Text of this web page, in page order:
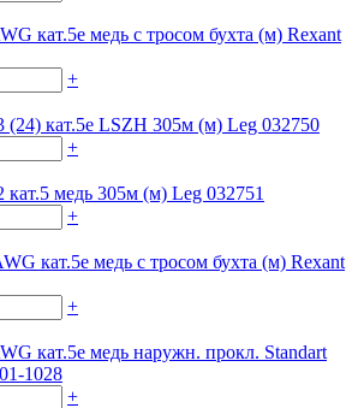
кат.5е медь с тросом бухта (м) Rexant
+
(24) кат.5e LSZH 305м (м) Leg 032750
+
кат.5 медь 305м (м) Leg 032751
+
кат.5е медь с тросом бухта (м) Rexant
+
кат.5е медь наружн. прокл. Standart
1028
+